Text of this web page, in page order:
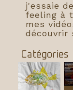
j'essaie
feeling à
mes
découvrir
Catégories